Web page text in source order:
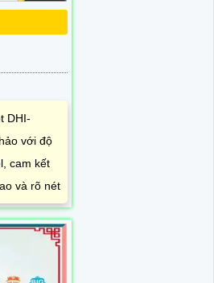
DHI-
với độ
cam kết
và rõ nét